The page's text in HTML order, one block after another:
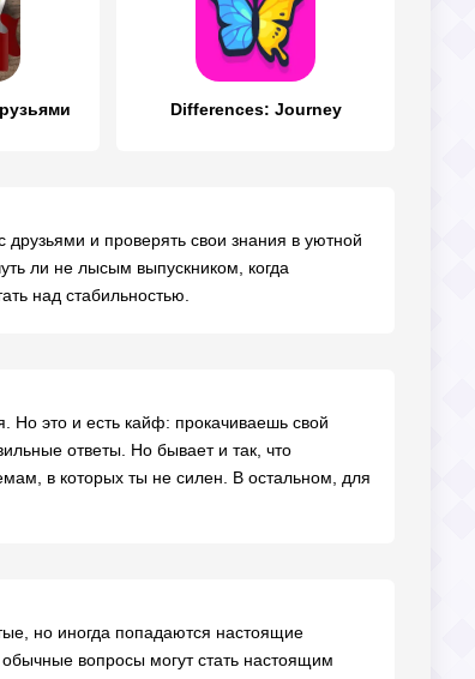
Differences: Journey
и проверять свои знания в уютной
ли не лысым выпускником, когда
над стабильностью.
Но это и есть кайф: прокачиваешь свой
ответы. Но бывает и так, что
в которых ты не силен. В остальном, для
но иногда попадаются настоящие
вопросы могут стать настоящим